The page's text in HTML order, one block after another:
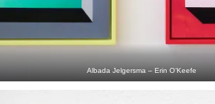
Albada Jelgersma – Erin O’Keefe